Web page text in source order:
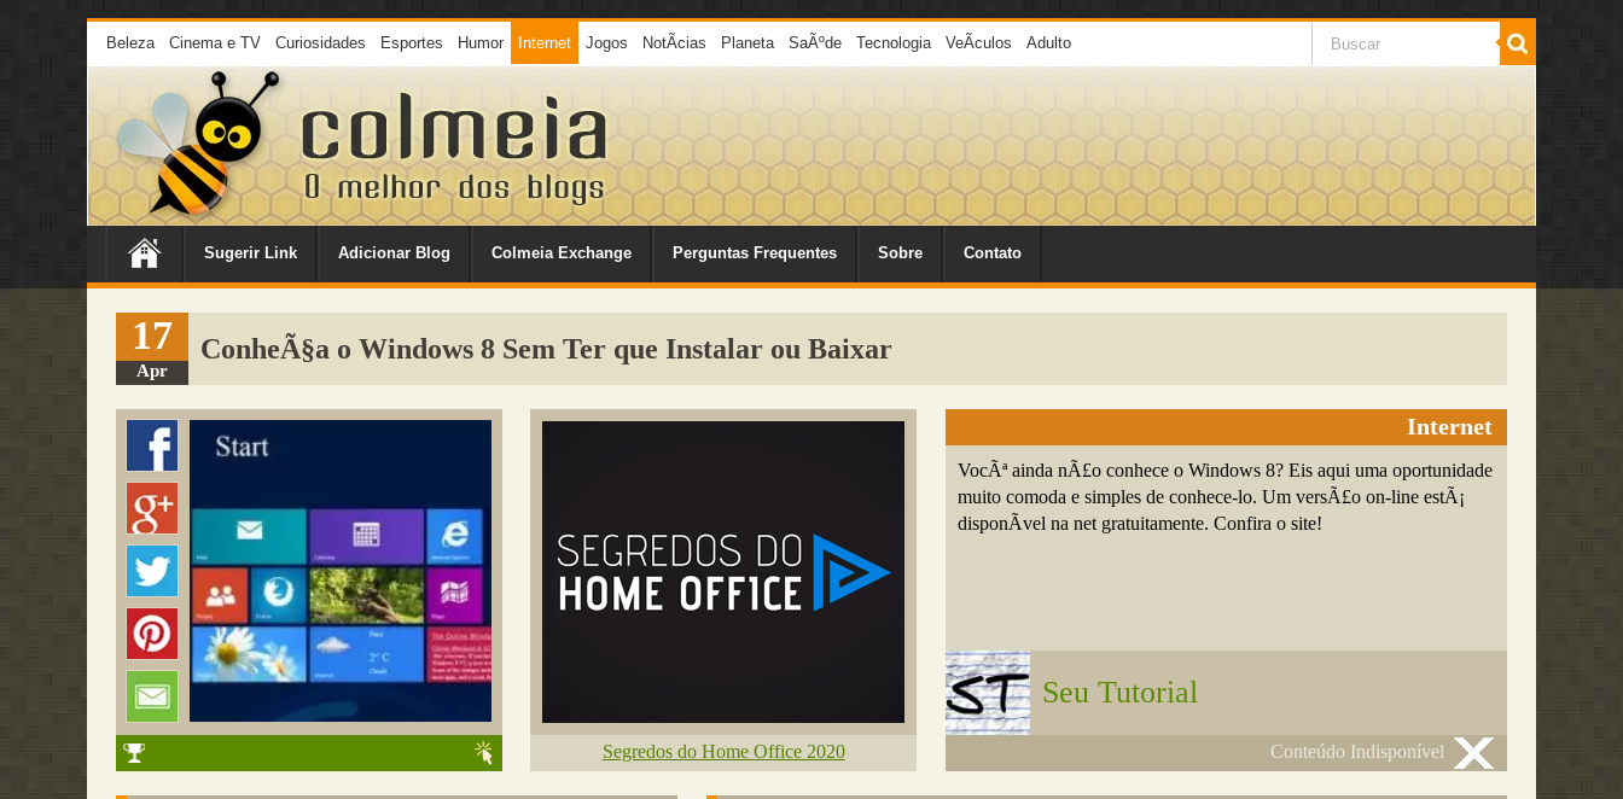
Beleza Cinema e TV Curiosidades Esportes Humor Internet Jogos NotÃ­cias Planeta SaÃºde Tecnologia VeÃ­culos Adulto
Sugerir Link Adicionar Blog Colmeia Exchange Perguntas Frequentes Sobre Contato
17
Apr
ConheÃ§a o Windows 8 Sem Ter que Instalar ou Baixar
Segredos do Home Office 2020
Internet
VocÃª ainda nÃ£o conhece o Windows 8? Eis aqui uma oportunidade
muito comoda e simples de conhece-lo. Um versÃ£o on-line estÃ¡
disponÃ­vel na net gratuitamente. Confira o site!
Seu Tutorial
Conteúdo Indisponível